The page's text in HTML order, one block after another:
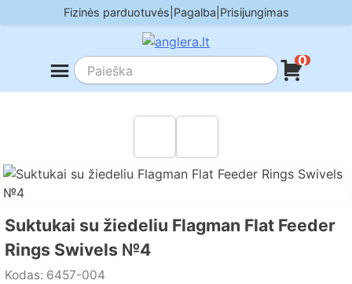
to
Fizinės parduotuvės Pagalba Prisijungimas
0
Suktukai su žiedeliu Flagman Flat Feeder
Rings Swivels №4
Kodas: 6457-004